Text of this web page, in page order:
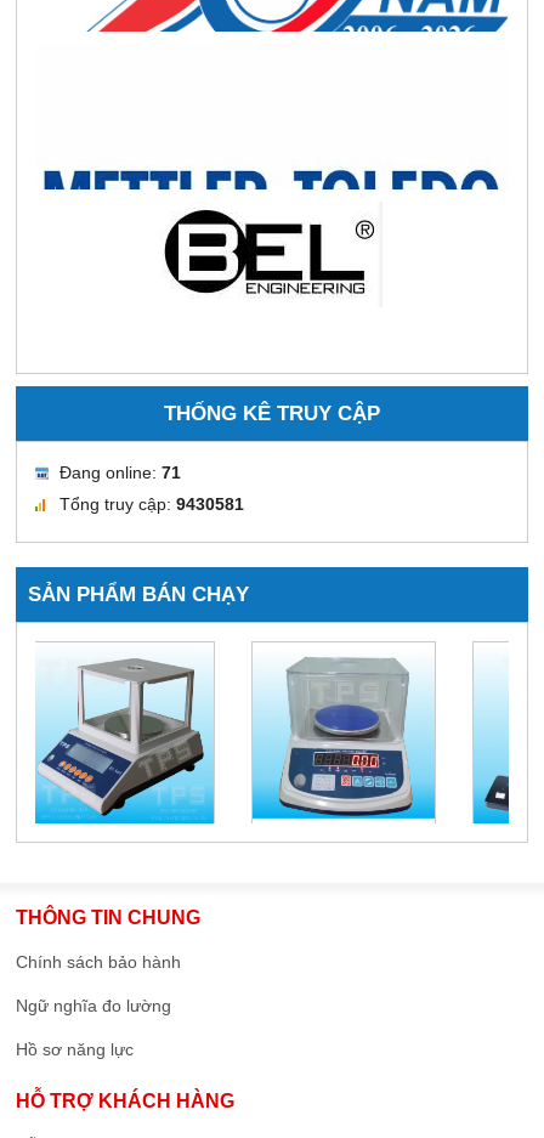
THỐNG KÊ TRUY CẬP
Đang online:71
Tổng truy cập:9430581
SẢN PHẨM BÁN CHẠY
THÔNG TIN CHUNG
Chính sách bảo hành
Ngữ nghĩa đo lường
Hồ sơ năng lực
HỖ TRỢ KHÁCH HÀNG